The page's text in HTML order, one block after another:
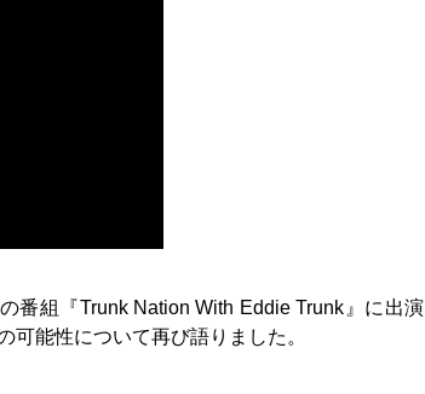
番組『Trunk Nation With Eddie Trunk』に出演
能性について再び語りました。